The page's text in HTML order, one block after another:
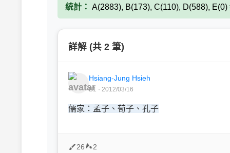
統計： A(2883), B(173), C(110), D(588), E(0)
詳解 (共 2 筆)
Hsiang-Jung Hsieh
B1 · 2012/03/16
儒家：孟子、荀子、孔子
26 2